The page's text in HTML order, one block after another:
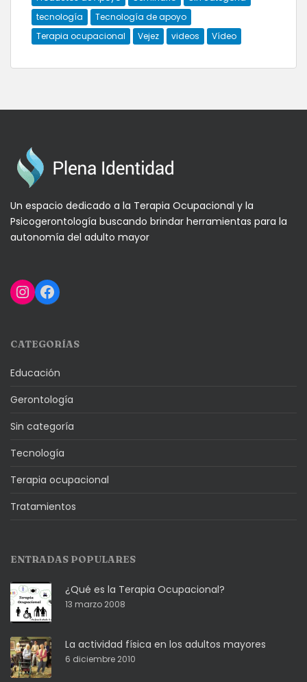
tecnología
Tecnología de apoyo
Terapia ocupacional
Vejez videos Vídeo
Un espacio dedicado a la Terapia Ocupacional y la
Psicogerontología buscando brindar herramientas para la
autonomía del adulto mayor
Instagram
Facebook
CATEGORÍAS
Educación
Gerontología
Sin categoría
Tecnología
Terapia ocupacional
Tratamientos
ENTRADAS POPULARES
¿Qué es la Terapia Ocupacional?
13 marzo 2008
La actividad física en los adultos mayores
6 diciembre 2010